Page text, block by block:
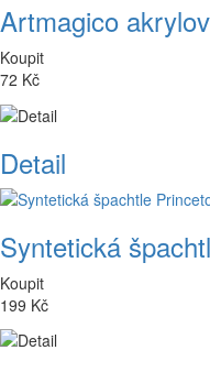
Artmagico
Koupit
72 Kč
Detail
Syntetická
Koupit
199 Kč